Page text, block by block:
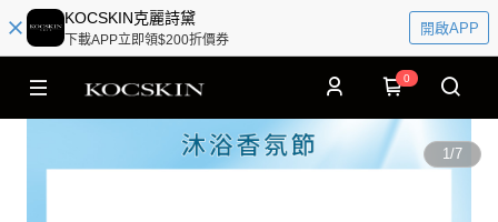
KOCSKIN克麗詩黛
下載APP立即領$200折價券
開啟APP
0
1/7